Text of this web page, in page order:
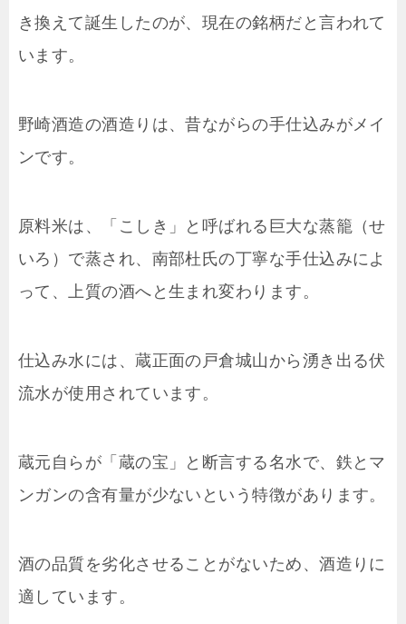
き換えて誕生したのが、現在の銘柄だと言われて
います。
野崎酒造の酒造りは、昔ながらの手仕込みがメイ
ンです。
原料米は、「こしき」と呼ばれる巨大な蒸籠（せ
いろ）で蒸され、南部杜氏の丁寧な手仕込みによ
って、上質の酒へと生まれ変わります。
仕込み水には、蔵正面の戸倉城山から湧き出る伏
流水が使用されています。
蔵元自らが「蔵の宝」と断言する名水で、鉄とマ
ンガンの含有量が少ないという特徴があります。
酒の品質を劣化させることがないため、酒造りに
適しています。